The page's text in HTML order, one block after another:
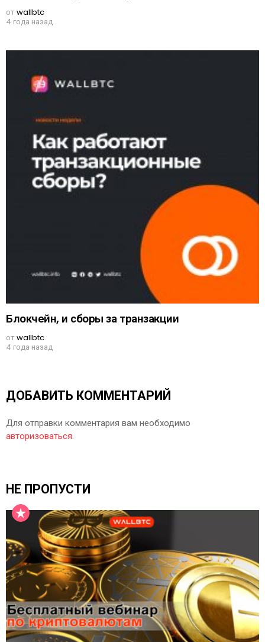
отwallbtc
4 года назад
Блокчейн, и сборы за транзакции
отwallbtc
4 года назад
ДОБАВИТЬ КОММЕНТАРИЙ
Для отправки комментария вам необходимо
авторизоваться.
НЕ ПРОПУСТИ